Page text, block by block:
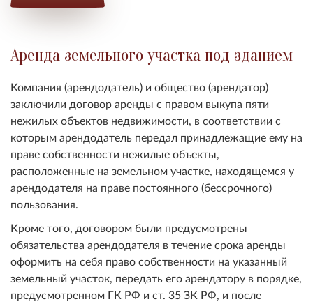
Аренда земельного участка под зданием
Компания (арендодатель) и общество (арендатор)
заключили договор аренды с правом выкупа пяти
нежилых объектов недвижимости, в соответствии с
которым арендодатель передал принадлежащие ему на
праве собственности нежилые объекты,
расположенные на земельном участке, находящемся у
арендодателя на праве постоянного (бессрочного)
пользования.
Кроме того, договором были предусмотрены
обязательства арендодателя в течение срока аренды
оформить на себя право собственности на указанный
земельный участок, передать его арендатору в порядке,
предусмотренном ГК РФ и ст. 35 ЗК РФ, и после